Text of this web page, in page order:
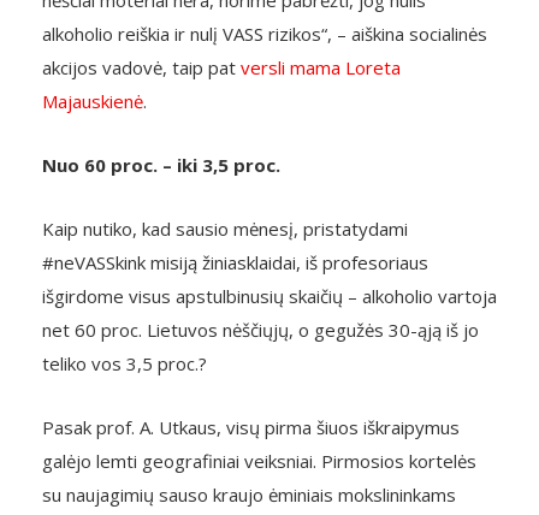
alkoholio reiškia ir nulį VASS rizikos“, – aiškina socialinės
akcijos vadovė, taip pat versli mama Loreta
Majauskienė.
Nuo 60 proc. – iki 3,5 proc.
Kaip nutiko, kad sausio mėnesį, pristatydami
#neVASSkink misiją žiniasklaidai, iš profesoriaus
išgirdome visus apstulbinusių skaičių – alkoholio vartoja
net 60 proc. Lietuvos nėščiųjų, o gegužės 30-ąją iš jo
teliko vos 3,5 proc.?
Pasak prof. A. Utkaus, visų pirma šiuos iškraipymus
galėjo lemti geografiniai veiksniai. Pirmosios kortelės
su naujagimių sauso kraujo ėminiais mokslininkams